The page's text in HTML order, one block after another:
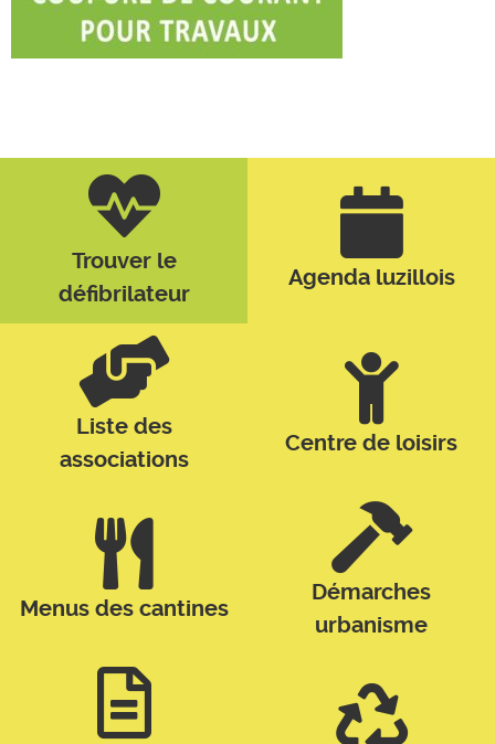
Trouver le
défibrilateur
Agenda luzillois
Liste des
associations
Centre de loisirs
Menus des cantines
Démarches
urbanisme